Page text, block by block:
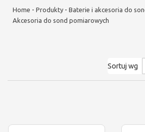
Home - Produkty - Baterie i akcesoria do
Akcesoria do sond pomiarowych
Sortuj wg